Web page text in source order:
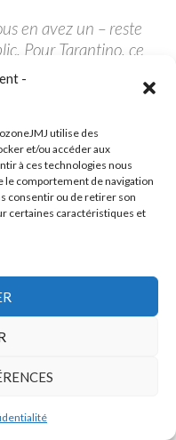
-
utilise des
et/ou accéder aux
à ces technologies nous
comportement de navigation
consentir ou de retirer son
certaines caractéristiques et
en avez un – reste
Pour Tarantino, ce
06/12/2016)
une certaine mesure.
comme les échecs
vie d’un artiste, voire
» (liberation.fr